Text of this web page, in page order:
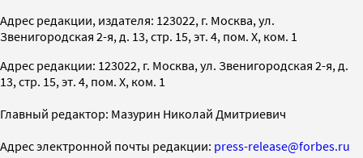
Адрес редакции, издателя: 123022, г. Москва, ул.
Звенигородская 2-я, д. 13, стр. 15, эт. 4, пом. X, ком. 1
Адрес редакции: 123022, г. Москва, ул. Звенигородская 2-я, д.
13, стр. 15, эт. 4, пом. X, ком. 1
Главный редактор: Мазурин Николай Дмитриевич
Адрес электронной почты редакции: press-release@forbes.ru